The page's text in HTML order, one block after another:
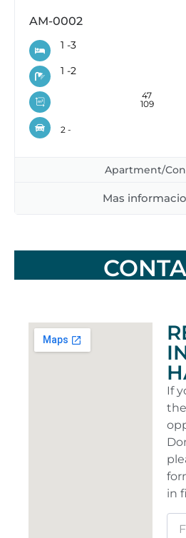
AM-0002
1 -3
1 -2
47
109
2 -
Apartment/
Mas
If
in